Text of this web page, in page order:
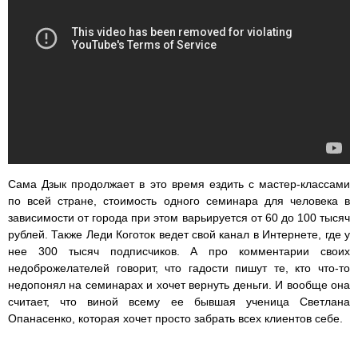
Сама Дзык продолжает в это время ездить с мастер-классами
по всей стране, стоимость одного семинара для человека в
зависимости от города при этом варьируется от 60 до 100 тысяч
рублей. Также Леди Коготок ведет свой канал в Интернете, где у
нее 300 тысяч подписчиков. А про комментарии своих
недоброжелателей говорит, что гадости пишут те, кто что-то
недопонял на семинарах и хочет вернуть деньги. И вообще она
считает, что виной всему ее бывшая ученица Светлана
Опанасенко, которая хочет просто забрать всех клиентов себе.